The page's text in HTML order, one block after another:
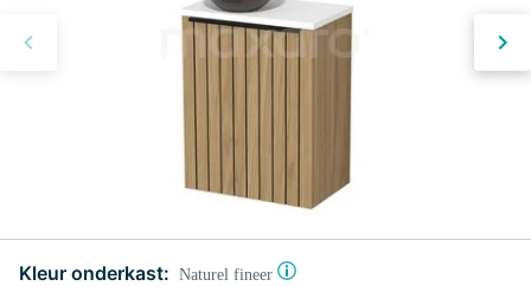
Kleur onderkast: Naturel fineer